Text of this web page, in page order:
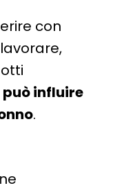
con
può influire
.